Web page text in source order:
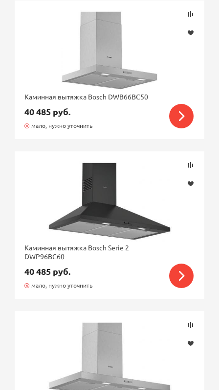
Каминная вытяжка Bosch DWB66BC50
40 485 руб.
мало, нужно уточнить
Каминная вытяжка Bosch Serie 2
DWP96BC60
40 485 руб.
мало, нужно уточнить